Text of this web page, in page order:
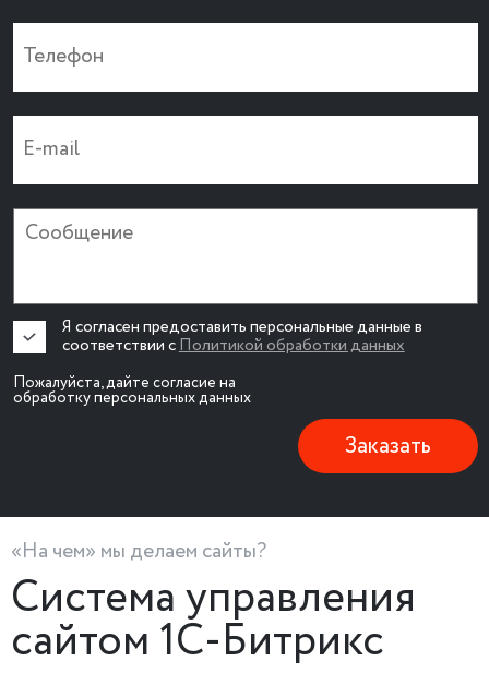
Я согласен предоставить персональные данные в
соответствии сПолитикой обработки данных
Пожалуйста, дайте согласие на
обработку персональных данных
Заказать
«На чем» мы делаем сайты?
Система управления
сайтом 1С-Битрикс